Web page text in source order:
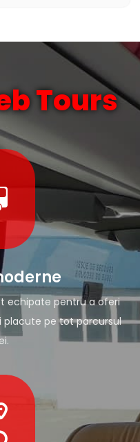
Tours
echipate pentru a oferi
pe tot parcursul